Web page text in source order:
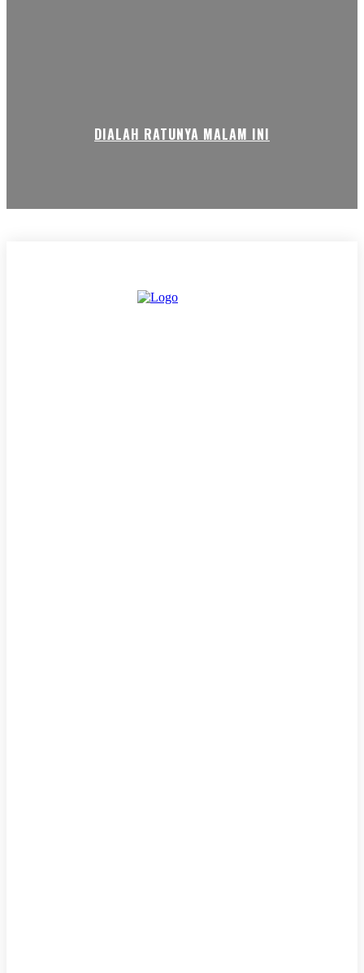
DIALAH RATUNYA MALAM INI